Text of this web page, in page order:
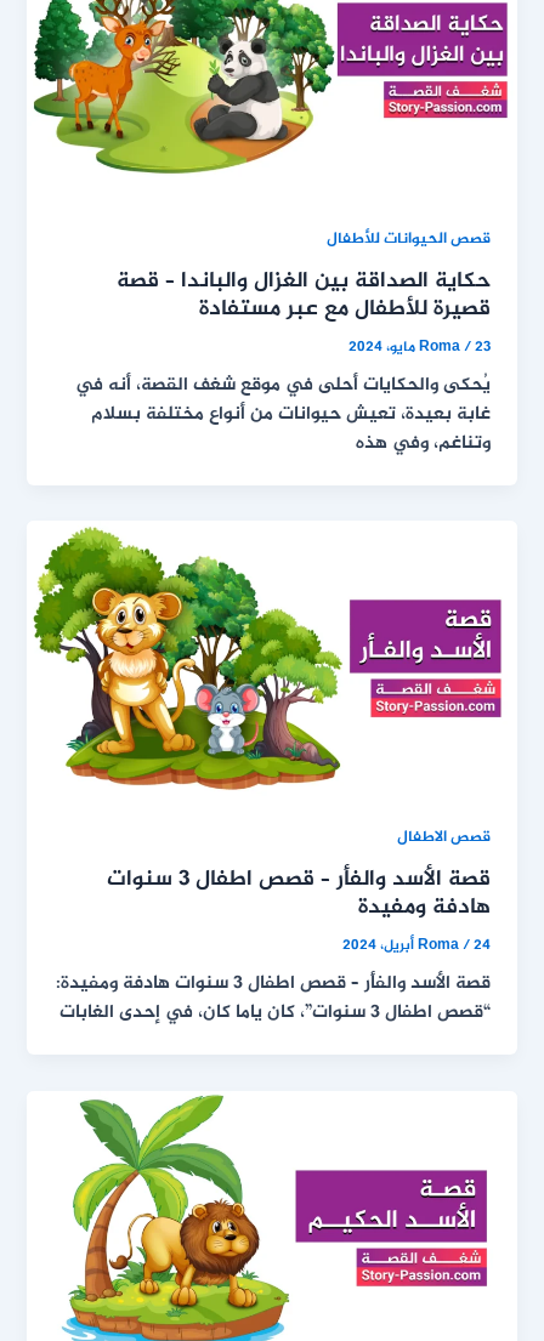
قصص الحيوانات للأطفال
حكاية الصداقة بين الغزال والباندا – قصة
قصيرة للأطفال مع عبر مستفادة
Roma/23 مايو، 2024
يُحكى والحكايات أحلى في موقع شغف القصة، أنه في
غابة بعيدة، تعيش حيوانات من أنواع مختلفة بسلام
وتناغم، وفي هذه
قصص الاطفال
قصة الأسد والفأر – قصص اطفال 3 سنوات
هادفة ومفيدة
Roma/24 أبريل، 2024
قصة الأسد والفأر – قصص اطفال 3 سنوات هادفة ومفيدة:
“قصص اطفال 3 سنوات”، كان ياما كان، في إحدى الغابات